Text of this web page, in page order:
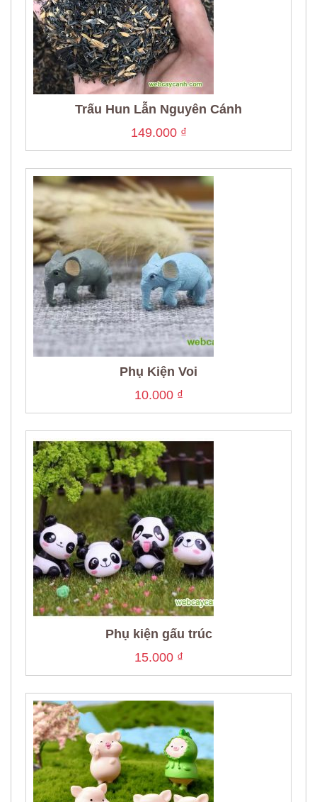
Trấu Hun Lẫn Nguyên Cánh
149.000 ₫
Phụ Kiện Voi
10.000 ₫
Phụ kiện gấu trúc
15.000 ₫